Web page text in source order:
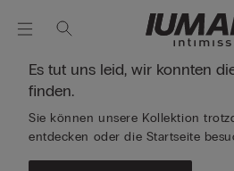
Es tut uns leid, wir konnten
finden.
Sie können unsere Kollektion
entdecken oder die Startseite